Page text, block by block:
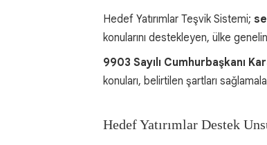
Hedef Yatırımlar Teşvik Sistemi;
konularını destekleyen, ülke
9903 Sayılı Cumhurbaşkanı
konuları, belirtilen şartları
Hedef Yatırımlar Destek